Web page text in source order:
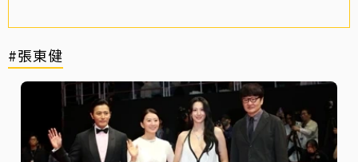
#張東健